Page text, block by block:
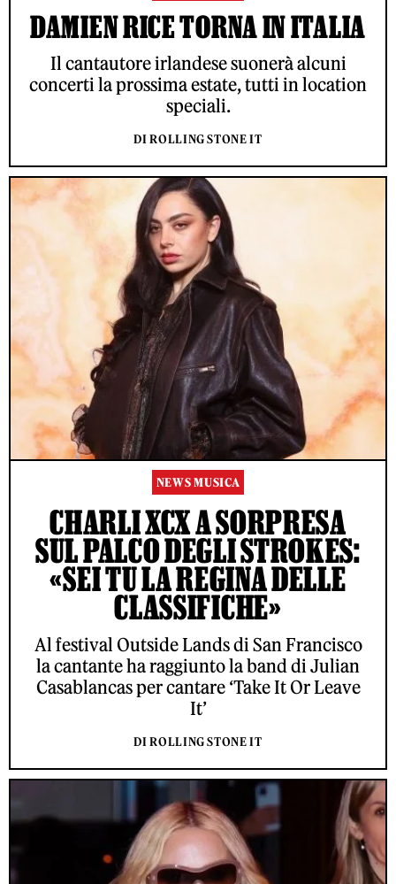
DAMIEN RICE TORNA IN ITALIA
Il cantautore irlandese suonerà alcuni
concerti la prossima estate, tutti in location
speciali.
DI ROLLING STONE IT
NEWS MUSICA
CHARLI XCX A SORPRESA
SUL PALCO DEGLI STROKES:
«SEI TU LA REGINA DELLE
CLASSIFICHE»
Al festival Outside Lands di San Francisco
la cantante ha raggiunto la band di Julian
Casablancas per cantare ‘Take It Or Leave
It’
DI ROLLING STONE IT